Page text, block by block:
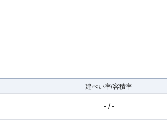
建ぺい率/容積率
- / -